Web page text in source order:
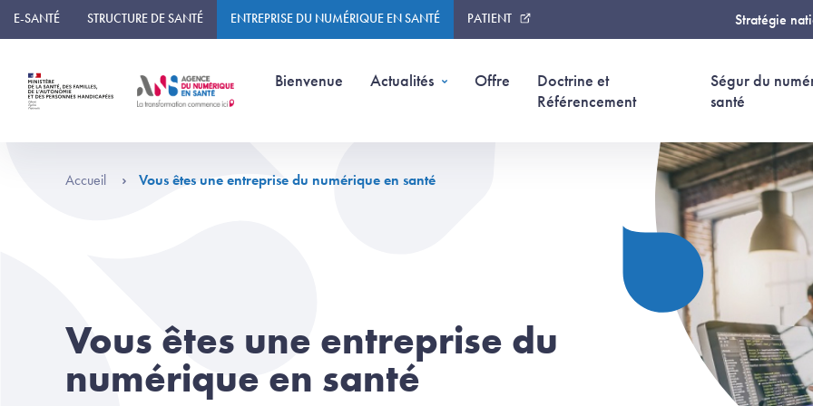
Panneau de gestion des cookies
E-SANTÉ STRUCTURE DE SANTÉ ENTREPRISE DU NUMÉRIQUE EN SANTÉ PATIENT Stratégie
Bienvenue Actualités Offre
Doctrine et
Référencement
Ségur du
santé
Accueil Vous êtes une entreprise du numérique en santé
Vous êtes une entreprise du
numérique en santé